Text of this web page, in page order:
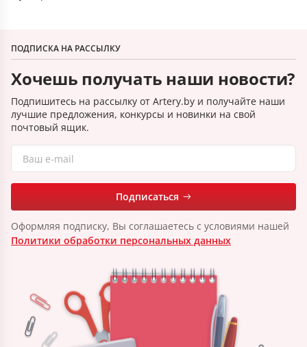
ПОДПИСКА НА РАССЫЛКУ
Хочешь получать наши новости?
Подпишитесь на рассылку от Artery.by и получайте наши
лучшие предложения, конкурсы и новинки на свой
почтовый ящик.
Подписаться
Оформляя подписку, Вы соглашаетесь с условиями нашей
Политики обработки персональных данных